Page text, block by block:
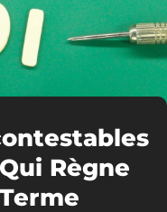
Règne